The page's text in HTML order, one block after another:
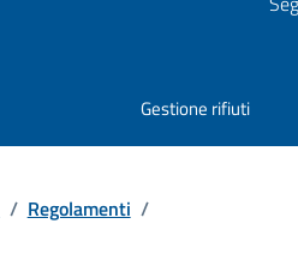
Gestione rifiuti
/ Regolamenti /